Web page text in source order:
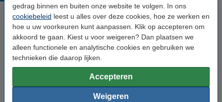
gedrag binnen en buiten onze website te volgen. In ons
cookiebeleid leest u alles over deze cookies, hoe ze werken en
hoe u uw voorkeuren kunt aanpassen. Klik op accepteren om
akkoord te gaan. Kiest u voor weigeren? Dan plaatsen we
alleen functionele en analytische cookies en gebruiken we
technieken die daarop lijken.
Accepteren
Weigeren
123accu Xtreme Power MN1500
Penlite AA batterij 24 stuks
Tesa Powerstrips small (14